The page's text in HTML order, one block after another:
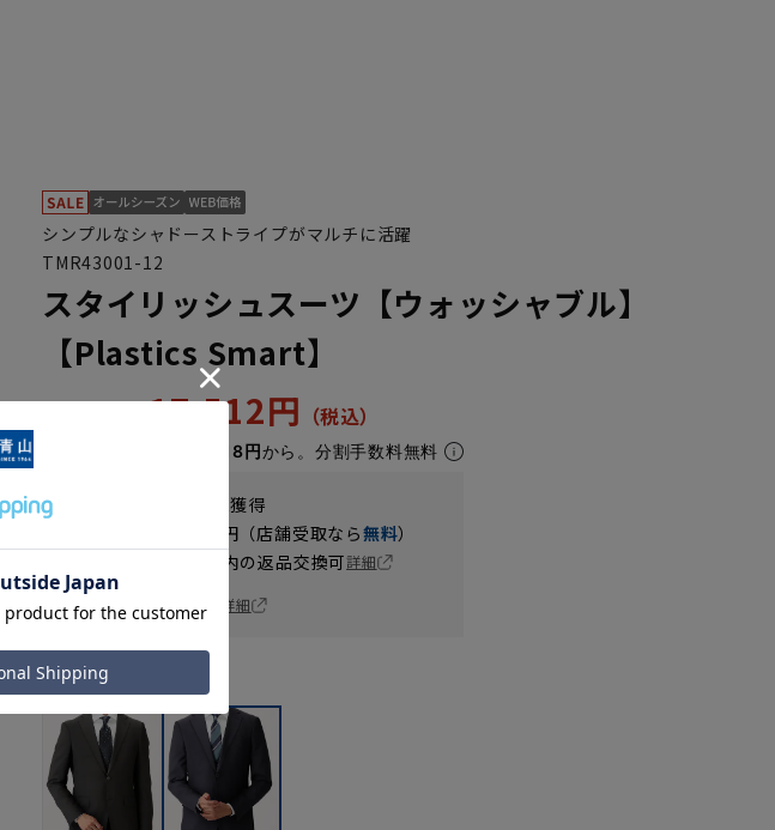
シンプルなシャドーストライプがマルチに活躍
TMR43001-12
スタイリッシュスーツ【ウォッシャブル】
【Plastics Smart】
17,512円
月々2,918円から。分割手数料無料
pt獲得
円（店舗受取なら無料）
日以内の返品交換可詳細
一部対象外商品あり
お届け日を調べる 詳細
カラー